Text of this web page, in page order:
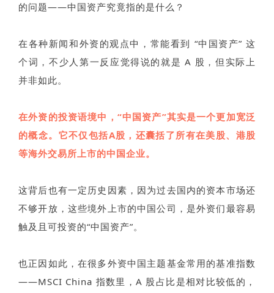
的问题——中国资产究竟指的是什么？
在各种新闻和外资的观点中，常能看到 “中国资产” 这
个词，不少人第一反应觉得说的就是 A 股，但实际上
并非如此。
在外资的投资语境中，“中国资产”其实是一个更加宽泛
的概念。它不仅包括A股，还囊括了所有在美股、港股
等海外交易所上市的中国企业。
这背后也有一定历史因素，因为过去国内的资本市场还
不够开放，这些境外上市的中国公司，是外资们最容易
触及且可投资的“中国资产”。
也正因如此，在很多外资中国主题基金常用的基准指数
——MSCI China 指数里，A 股占比是相对比较低的，